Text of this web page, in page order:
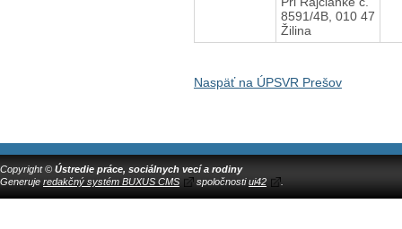
8591/4B, 010 47
Žilina
Naspäť na ÚPSVR Prešov
Copyright © Ústredie práce, sociálnych vecí a rodiny
Generuje redakčný systém BUXUS CMS spoločnostiui42